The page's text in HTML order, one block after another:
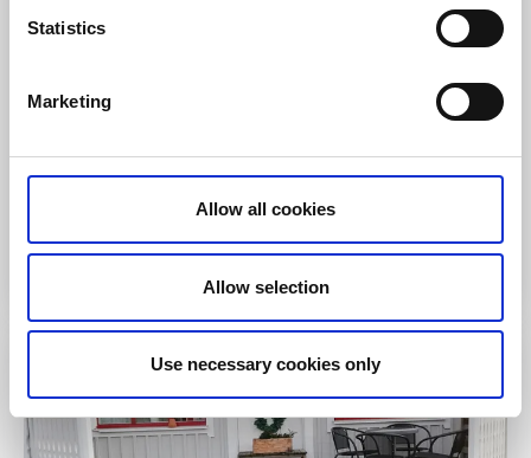
Statistics
Marketing
Allow all cookies
Allow selection
Use necessary cookies only
Hos Skärgårdsidyllen finns hundvänliga kajaker och
hotellen i området.
hundvänligt boende
Till hemsidan